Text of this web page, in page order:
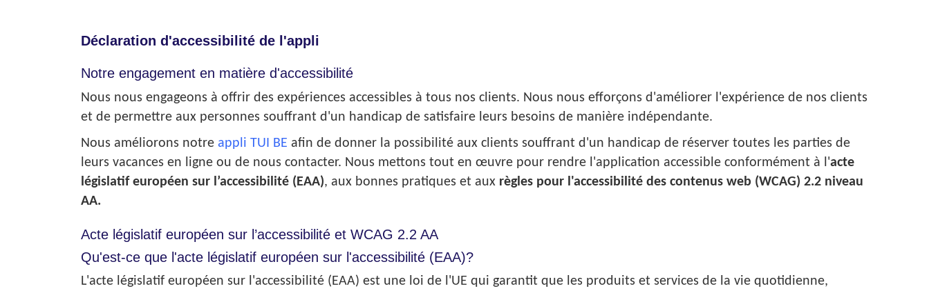
Déclaration d'accessibilité de l'appli
Notre engagement en matière d'accessibilité
Nous nous engageons à offrir des expériences accessibles à tous nos clients. Nous nous efforçons d'améliorer l'expérience de nos clients
et de permettre aux personnes souffrant d'un handicap de satisfaire leurs besoins de manière indépendante.
Nous améliorons notre appli TUI BE afin de donner la possibilité aux clients souffrant d'un handicap de réserver toutes les parties de
leurs vacances en ligne ou de nous contacter. Nous mettons tout en œuvre pour rendre l'application accessible conformément à l'acte
législatif européen sur l’accessibilité (EAA), aux bonnes pratiques et aux règles pour l'accessibilité des contenus web (WCAG) 2.2 niveau
AA.
Acte législatif européen sur l’accessibilité et WCAG 2.2 AA
Qu'est-ce que l'acte législatif européen sur l'accessibilité (EAA)?
L'acte législatif européen sur l'accessibilité (EAA) est une loi de l'UE qui garantit que les produits et services de la vie quotidienne,